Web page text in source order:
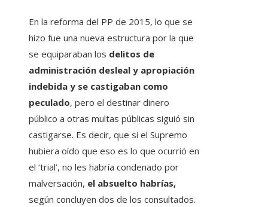
En la reforma del PP de 2015, lo que se
hizo fue una nueva estructura por la que
se equiparaban los delitos de
administración desleal y apropiación
indebida y se castigaban como
peculado, pero el destinar dinero
público a otras multas públicas siguió sin
castigarse. Es decir, que si el Supremo
hubiera oído que eso es lo que ocurrió en
el ‘trial’, no les habría condenado por
malversación, el absuelto habrías,
según concluyen dos de los consultados.